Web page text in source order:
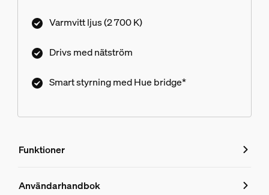
Varmvitt ljus (2 700 K)
Drivs med nätström
Smart styrning med Hue bridge*
Funktioner
Funktioner
Användarhandbok